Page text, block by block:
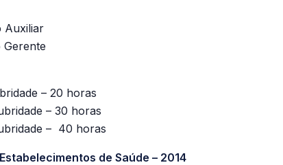
Auxiliar
– 20 horas
– 30 horas
– 40 horas
de Saúde – 2014